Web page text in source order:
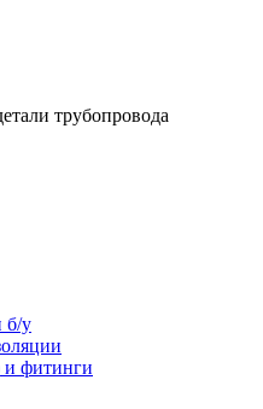
трубопровода
б/у
фитинги